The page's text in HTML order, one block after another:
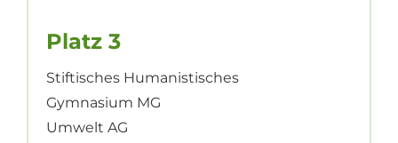
Platz 3
Stiftisches Humanistisches
Gymnasium MG
Umwelt AG